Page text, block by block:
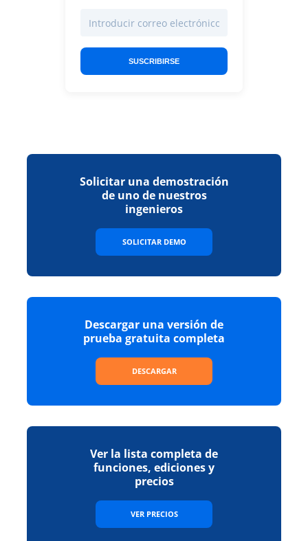
SUSCRIBIRSE
Solicitar una demostración
de uno de nuestros
ingenieros
SOLICITAR DEMO
Descargar una versión de
prueba gratuita completa
DESCARGAR
Ver la lista completa de
funciones, ediciones y
precios
VER PRECIOS